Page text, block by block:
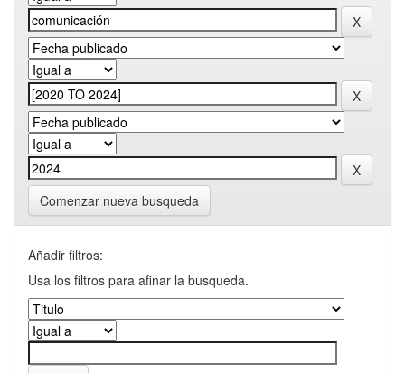
Comenzar nueva busqueda
Añadir filtros:
Usa los filtros para afinar la busqueda.